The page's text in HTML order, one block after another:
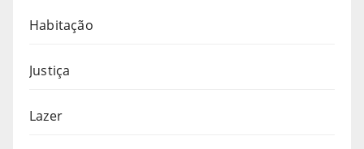
Habitação
Justiça
Lazer